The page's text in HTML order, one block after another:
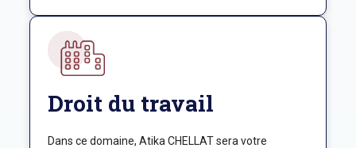
Droit du travail
Dans ce domaine, Atika CHELLAT sera votre